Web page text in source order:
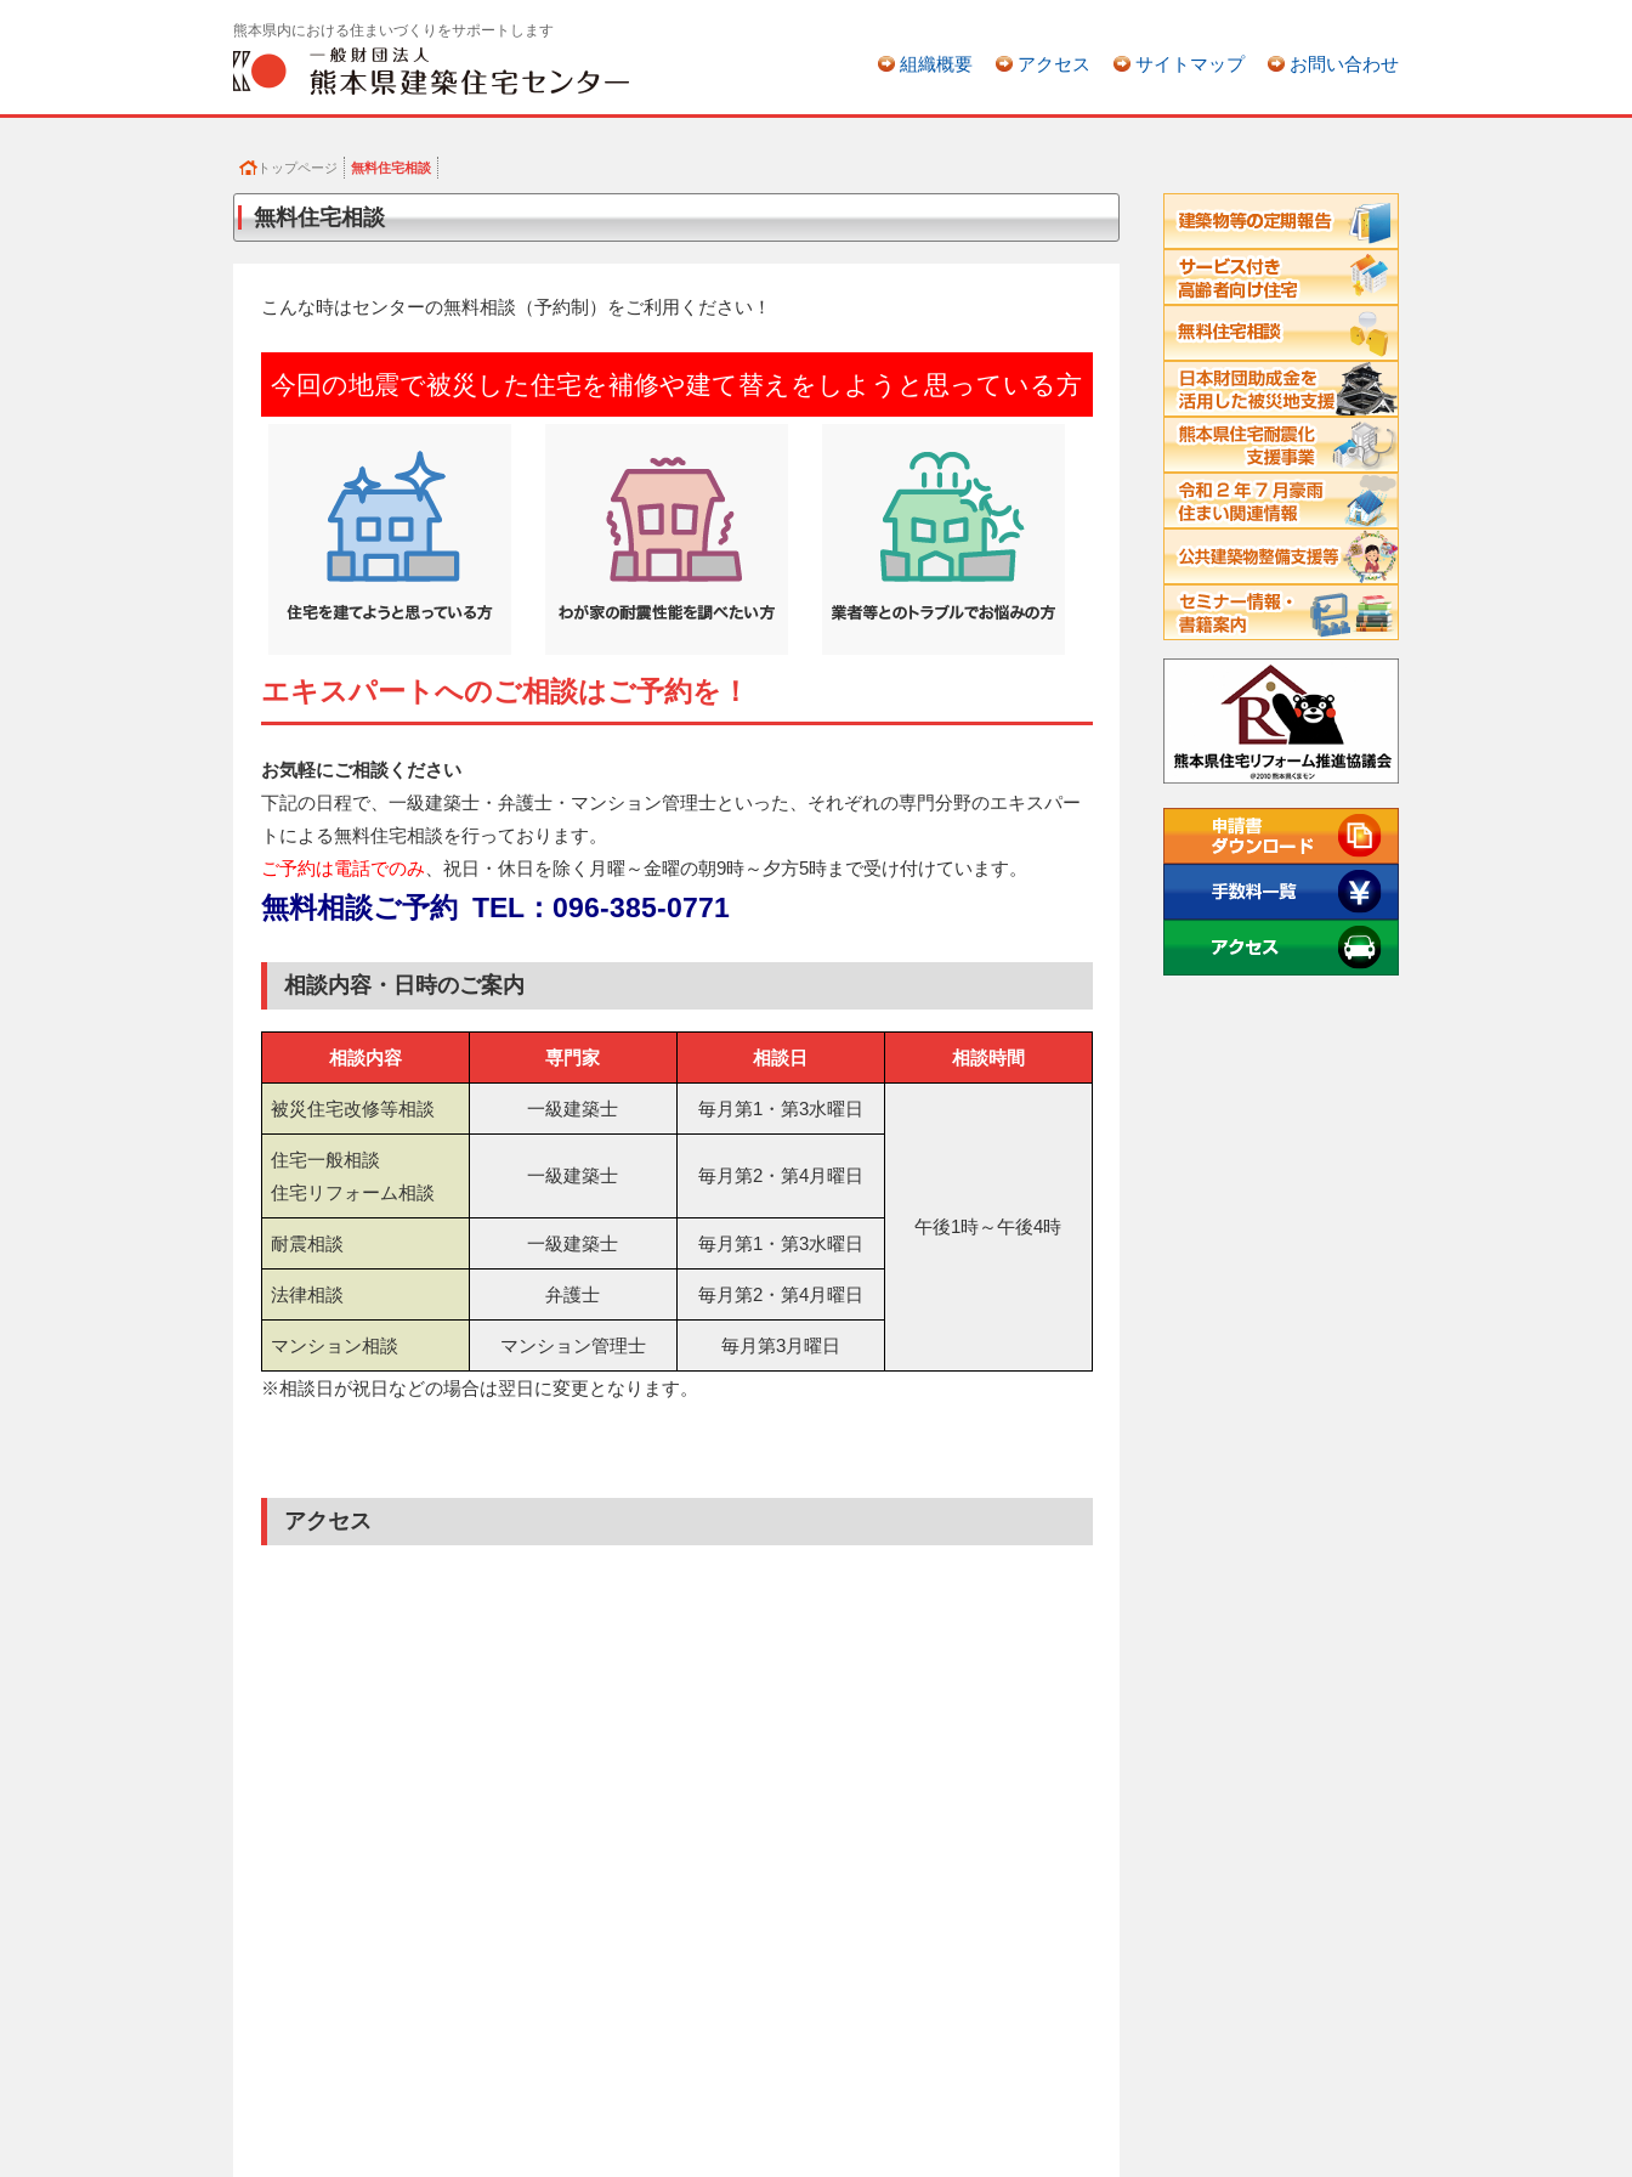
熊本県内における住まいづくりをサポートします
組織概要 アクセス サイトマップ お問い合わせ
トップページ 無料住宅相談
無料住宅相談
こんな時はセンターの無料相談（予約制）をご利用ください！
今回の地震で被災した住宅を補修や建て替えをしようと思っている方
エキスパートへのご相談はご予約を！
お気軽にご相談ください
下記の日程で、一級建築士・弁護士・マンション管理士といった、それぞれの専門分野のエキスパー
トによる無料住宅相談を行っております。
ご予約は電話でのみ 、祝日・休日を除く月曜～金曜の朝9時～夕方5時まで受け付けています。
無料相談ご予約 TEL：096-385-0771
相談内容・日時のご案内
相談内容 専門家 相談日 相談時間
被災住宅改修等相談 一級建築士 毎月第1・第3水曜日
午後1時～午後4時
住宅一般相談
住宅リフォーム相談
一級建築士 毎月第2・第4月曜日
耐震相談 一級建築士 毎月第1・第3水曜日
法律相談 弁護士 毎月第2・第4月曜日
マンション相談 マンション管理士 毎月第3月曜日
※相談日が祝日などの場合は翌日に変更となります。
アクセス